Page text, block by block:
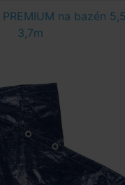
na bazén
3,7m